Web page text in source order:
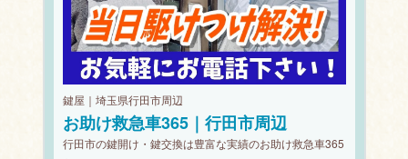
鍵屋｜埼玉県行田市周辺
お助け救急車365｜行田市周辺
行田市の鍵開け・鍵交換は豊富な実績のお助け救急車365